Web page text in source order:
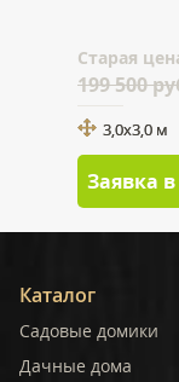
Cтарая
199 500
3,0x3,0 м
Заявка
Каталог
Садовые домики
Дачные дома